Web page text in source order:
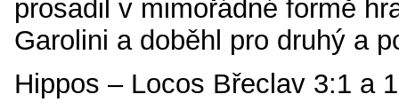
prosadil v mimořádné formě
Garolini a doběhl pro druhý a
Hippos – Locos Břeclav 3:1 a